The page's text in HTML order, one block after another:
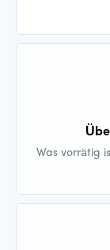
Was vorrätig